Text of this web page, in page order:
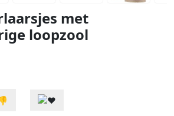
met
loopzool